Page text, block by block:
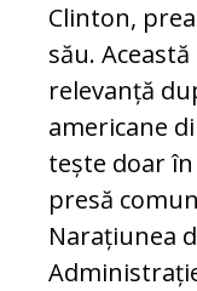
Clinton,
său.
relevanță
americane
tește doar
pre­să
Narațiunea